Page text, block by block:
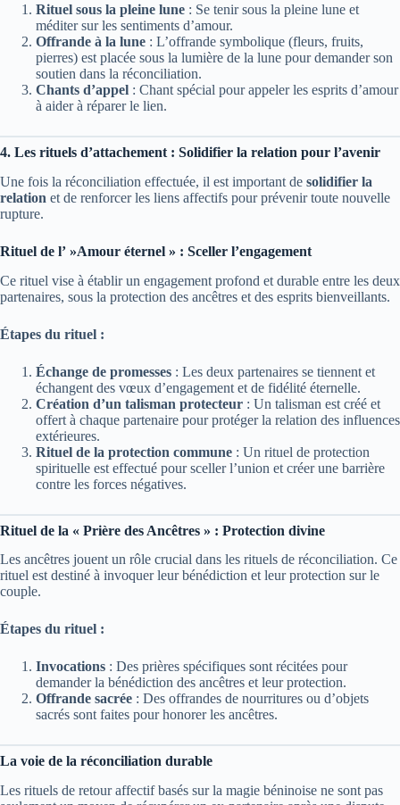
Rituel sous la pleine lune : Se tenir sous la pleine lune et
méditer sur les sentiments d’amour.
Offrande à la lune : L’offrande symbolique (fleurs, fruits,
pierres) est placée sous la lumière de la lune pour demander son
soutien dans la réconciliation.
Chants d’appel : Chant spécial pour appeler les esprits d’amour
à aider à réparer le lien.
4. Les rituels d’attachement : Solidifier la relation pour l’avenir
Une fois la réconciliation effectuée, il est important de solidifier la
relation et de renforcer les liens affectifs pour prévenir toute nouvelle
rupture.
Rituel de l’ »Amour éternel » : Sceller l’engagement
Ce rituel vise à établir un engagement profond et durable entre les deux
partenaires, sous la protection des ancêtres et des esprits bienveillants.
Étapes du rituel :
Échange de promesses : Les deux partenaires se tiennent et
échangent des vœux d’engagement et de fidélité éternelle.
Création d’un talisman protecteur : Un talisman est créé et
offert à chaque partenaire pour protéger la relation des influences
extérieures.
Rituel de la protection commune : Un rituel de protection
spirituelle est effectué pour sceller l’union et créer une barrière
contre les forces négatives.
Rituel de la « Prière des Ancêtres » : Protection divine
Les ancêtres jouent un rôle crucial dans les rituels de réconciliation. Ce
rituel est destiné à invoquer leur bénédiction et leur protection sur le
couple.
Étapes du rituel :
Invocations : Des prières spécifiques sont récitées pour
demander la bénédiction des ancêtres et leur protection.
Offrande sacrée : Des offrandes de nourritures ou d’objets
sacrés sont faites pour honorer les ancêtres.
La voie de la réconciliation durable
Les rituels de retour affectif basés sur la magie béninoise ne sont pas